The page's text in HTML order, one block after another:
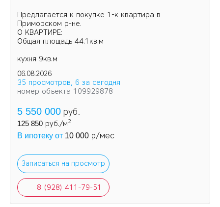
Предлагается к покупке 1-к квартира в
Приморском р-не.
О КВАРТИРЕ:
Общая площадь 44.1кв.м
кухня 9кв.м
06.08.2026
35 просмотров, 6 за сегодня
номер объекта 109929878
5 550 000 руб.
125 850 руб./м2
В ипотеку от 10 000 р/мес
Записаться на просмотр
8 (928) 411-79-51